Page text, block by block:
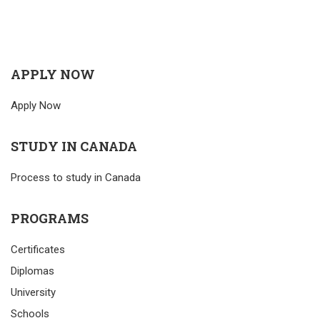
APPLY NOW
Apply Now
STUDY IN CANADA
Process to study in Canada
PROGRAMS
Certificates
Diplomas
University
Schools